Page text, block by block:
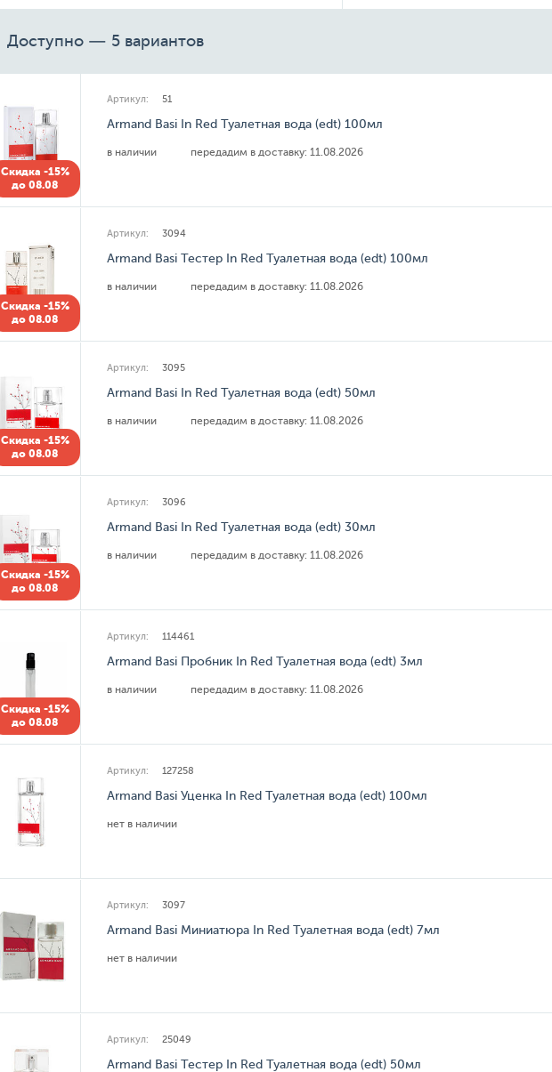
Доступно — 5 вариантов
Скидка -15%
до 08.08
Артикул: 51
Armand Basi In Red Туалетная вода (edt) 100мл
в наличии передадим в доставку: 11.08.2026
Скидка -15%
до 08.08
Артикул: 3094
Armand Basi Тестер In Red Туалетная вода (edt) 100мл
в наличии передадим в доставку: 11.08.2026
Скидка -15%
до 08.08
Артикул: 3095
Armand Basi In Red Туалетная вода (edt) 50мл
в наличии передадим в доставку: 11.08.2026
Скидка -15%
до 08.08
Артикул: 3096
Armand Basi In Red Туалетная вода (edt) 30мл
в наличии передадим в доставку: 11.08.2026
Скидка -15%
до 08.08
Артикул: 114461
Armand Basi Пробник In Red Туалетная вода (edt) 3мл
в наличии передадим в доставку: 11.08.2026
Артикул: 127258
Armand Basi Уценка In Red Туалетная вода (edt) 100мл
нет в наличии
Артикул: 3097
Armand Basi Миниатюра In Red Туалетная вода (edt) 7мл
нет в наличии
Артикул: 25049
Armand Basi Тестер In Red Туалетная вода (edt) 50мл